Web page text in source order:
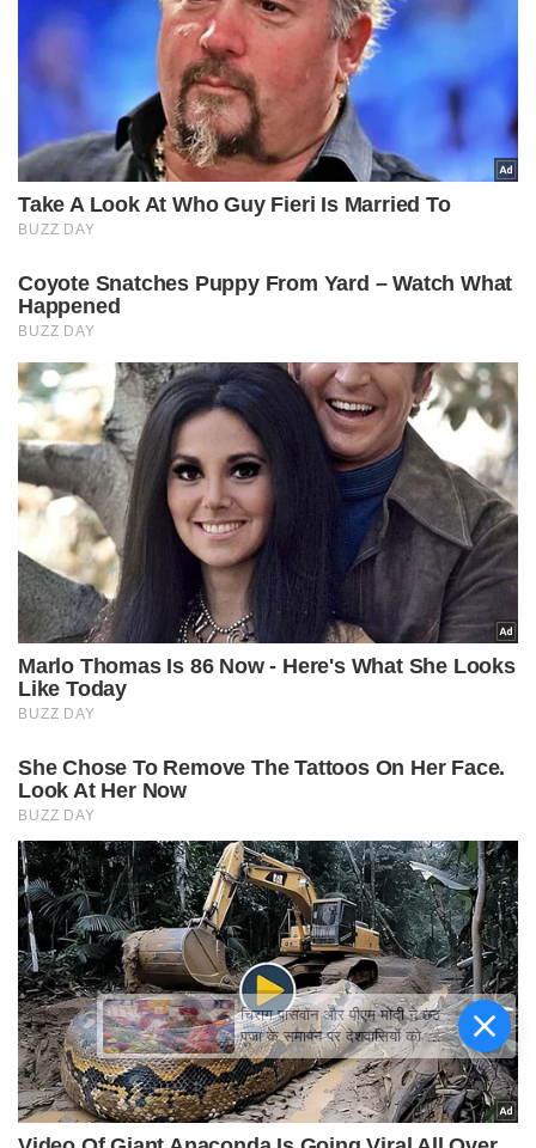
चिराग पासवान और पीएम मोदी ने छठ
पूजा के समापन पर देशवासियों को दी
शुभकामनाएं, छठी मैया से देश की
समृद्धि की कामना की